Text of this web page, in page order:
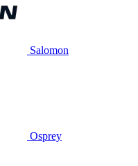
Salomon
Osprey